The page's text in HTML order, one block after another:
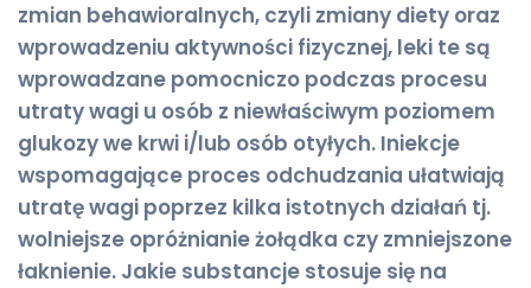
zmian behawioralnych, czyli zmiany diety oraz
wprowadzeniu aktywności fizycznej, leki te są
wprowadzane pomocniczo podczas procesu
utraty wagi u osób z niewłaściwym poziomem
glukozy we krwi i/lub osób otyłych. Iniekcje
wspomagające proces odchudzania ułatwiają
utratę wagi poprzez kilka istotnych działań tj.
wolniejsze opróżnianie żołądka czy zmniejszone
łaknienie. Jakie substancje stosuje się na